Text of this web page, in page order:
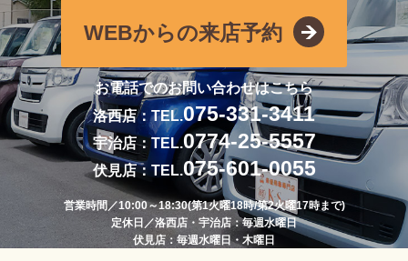
WEBからの来店予約
お電話でのお問い合わせはこちら
洛西店：TEL.075-331-3411
宇治店：TEL.0774-25-5557
伏見店：TEL.075-601-0055
営業時間／10:00～18:30(第1火曜18時/第2火曜17時まで)
定休日／洛西店・宇治店：毎週水曜日
伏見店：毎週水曜日・木曜日